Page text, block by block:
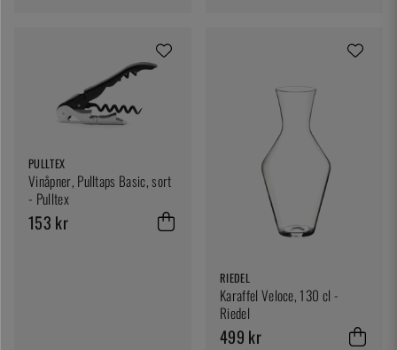
PULLTEX
Vinåpner, Pulltaps Basic, sort
- Pulltex
153 kr
RIEDEL
Karaffel Veloce, 130 cl -
Riedel
499 kr